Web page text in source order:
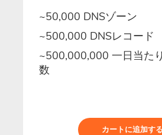
~50,000 DNSゾーン
~500,000 DNSレコード
~500,000,000 一日当た
数
カートに追加する